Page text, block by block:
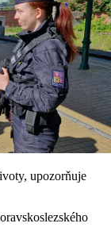
upozorňuje